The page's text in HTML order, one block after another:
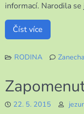
informací. Narodila
Číst více
RODINA
22. 5. 2015